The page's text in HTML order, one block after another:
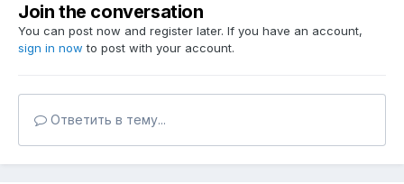
Join the conversation
You can post now and register later. If you have an account,
sign in now to post with your account.
Ответить в тему...